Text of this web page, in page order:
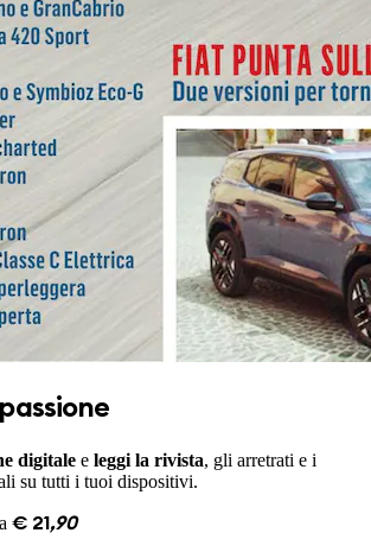
digitale e leggi la rivista, gli arretrati e i
su tutti i tuoi dispositivi.
€ 21 ,90